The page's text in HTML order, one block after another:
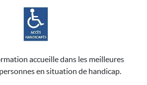
accueille dans les meilleures
en situation de handicap.